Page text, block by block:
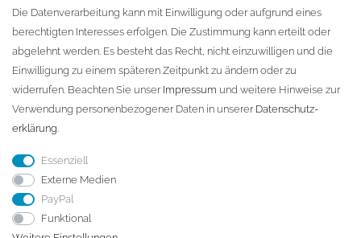
D-01796 Pirna
Telefon:+49 (0)3501 507295
info@dach-teufel.de
Die Datenverarbeitung kann mit Einwilligung oder aufgrund eines
berechtigten Interesses erfolgen. Die Zustimmung kann erteilt oder
abgelehnt werden. Es besteht das Recht, nicht einzuwilligen und die
Einwilligung zu einem späteren Zeitpunkt zu ändern oder zu
widerrufen. Beachten Sie unser Impressum und weitere Hinweise zur
Verwendung personenbezogener Daten in unserer Daten­schutz­
erklärung.
Essenziell
Externe Medien
PayPal
Funktional